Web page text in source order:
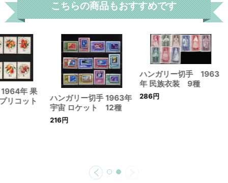
こちらの商品もおすすめです
年 果
リコット
ハンガリー切手 1963年
宇宙 ロケット 12種
216円
ハンガリー切手 1963
年 民族衣装 9種
286円